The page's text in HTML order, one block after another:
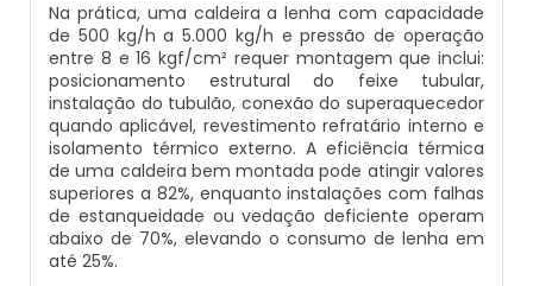
Caldeira Industrial A Gás
Caldeira Industrial A Lenha
Caldeira Industrial Preço
Caldeira Vertical
Caldeiraria De Fabricação E Montagem
Inspeção De Caldeiras Profissional
Habilitado
Inspeção De Integridade De Caldeiras
Inspeção De Integridade Em Caldeiras
Inspeção De Segurança Caldeira
Manutenção De Caldeiras
Manutenção De Caldeiras A Gásoleo
Manutenção De Caldeiras A Lenha
Manutenção De Caldeiras A Vapor
Manutenção De Caldeiras E Aquecedores
Caldeira De Vapor A Gás
Caldeira De Vapor A Venda
Caldeira De Vapor Eletrica
Caldeira Em Vapor
Caldeira Geradora De Vapor A Lenha
Caldeira Mural A Gás
Caldeira Mural A Gás Preço
Caldeira Mural A Gás Roca
Comprar Caldeira A Gás
Cotação De Caldeira A Gás
Na prática, uma caldeira a lenha com capacidade
de 500 kg/h a 5.000 kg/h e pressão de operação
entre 8 e 16 kgf/cm² requer montagem que inclui:
posicionamento estrutural do feixe tubular,
instalação do tubulão, conexão do superaquecedor
quando aplicável, revestimento refratário interno e
isolamento térmico externo. A eficiência térmica
de uma caldeira bem montada pode atingir valores
superiores a 82%, enquanto instalações com falhas
de estanqueidade ou vedação deficiente operam
abaixo de 70%, elevando o consumo de lenha em
até 25%.